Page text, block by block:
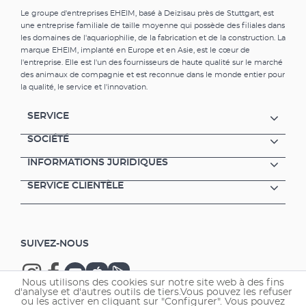
énergétique par un éclairage à LED, vous
pouvez le faire très simplement avec le kit
d'adaptateur correspondant (accessoire). La
consommation d'énergie se situe entre 7,7 et
17,3 watts, selon la lon-gueur. La durée de vie
moyenne est d'au moins 35 000 heures.
d’alimentation LED de sécurité compris.
Le groupe d'entreprises EHEIM, basé à Deizisau près de Stuttgart, est
une entreprise familiale de taille moyenne qui possède des filiales dans
les domaines de l'aquariophilie, de la fabrication et de la construction. La
marque EHEIM, implanté en Europe et en Asie, est le cœur de
l'entreprise. Elle est l'un des fournisseurs de haute qualité sur le marché
des animaux de compagnie et est reconnue dans le monde entier pour
la qualité, le service et l'innovation.
SERVICE
SOCIÉTÉ
INFORMATIONS JURIDIQUES
SERVICE CLIENTÈLE
SUIVEZ-NOUS
Nous utilisons des cookies sur notre site web à des fins
d'analyse et d'autres outils de tiers.Vous pouvez les refuser
ou les activer en cliquant sur "Configurer". Vous pouvez